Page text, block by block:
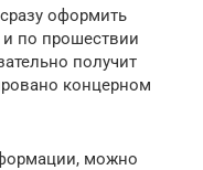
оформить
и по прошествии
получит
концерном
можно